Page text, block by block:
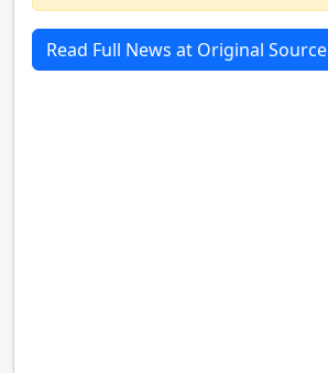
Read Full News at Original Source